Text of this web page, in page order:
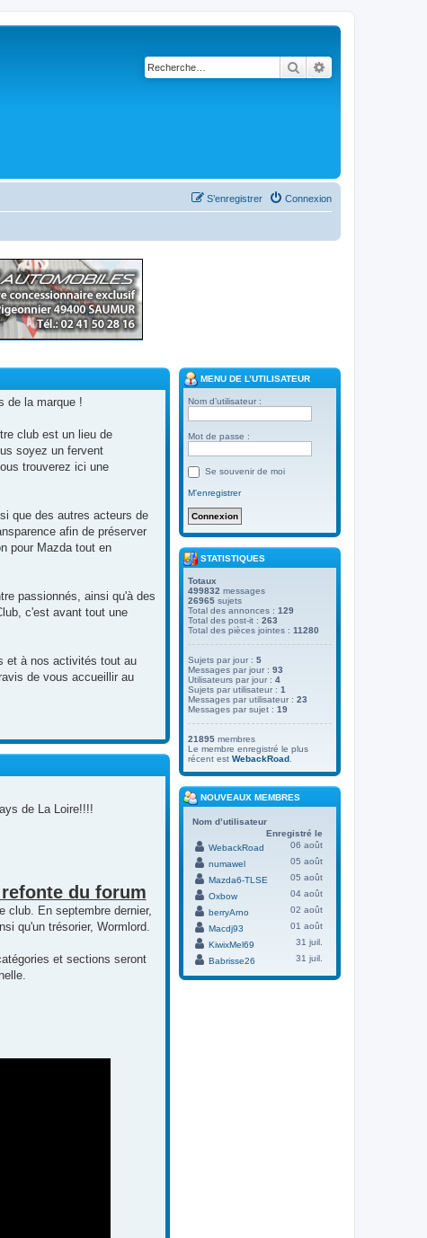
Rechercher
Connexion
S’enregistrer
de la marque !
club est un lieu de
soyez un fervent
trouverez ici une
que des autres acteurs de
afin de préserver
pour Mazda tout en
passionnés, ainsi qu'à des
c'est avant tout une
et à nos activités tout au
de vous accueillir au
de La Loire!!!!
du forum
club. En septembre dernier,
qu'un trésorier, Wormlord.
et sections seront
MENU DE L’UTILISATEUR
Nom d’utilisateur :
Mot de passe :
Se souvenir de moi
M’enregistrer
STATISTIQUES
Totaux
499832 messages
26965 sujets
Total des annonces : 129
Total des post-it : 263
Total des pièces jointes : 11280
Sujets par jour : 5
Messages par jour : 93
Utilisateurs par jour : 4
Sujets par utilisateur : 1
Messages par utilisateur : 23
Messages par sujet : 19
21895 membres
Le membre enregistré le plus
récent est WebackRoad
NOUVEAUX MEMBRES
Nom d’utilisateur
Enregistré le
WebackRoad
06 août
numawel
05 août
Mazda6-TLSE
05 août
Oxbow
04 août
berryArno
02 août
Macdj93
01 août
KiwixMel69
31 juil.
Babrisse26
31 juil.